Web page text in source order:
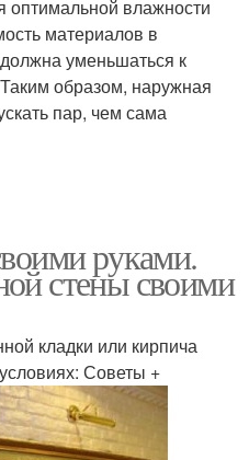
оптимальной влажности
материалов в
уменьшаться к
образом, наружная
пар, чем сама
руками.
стены своими
кладки или кирпича
Советы +